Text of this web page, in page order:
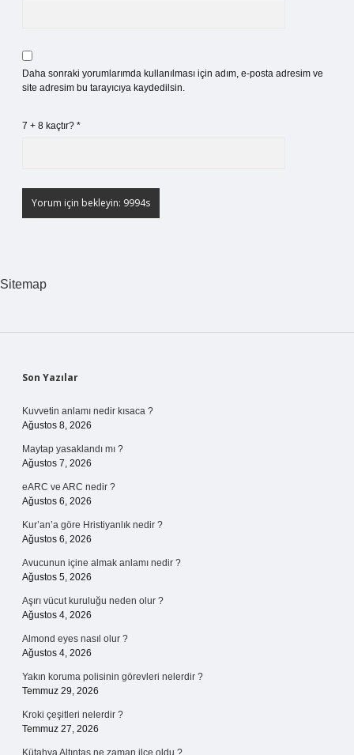
Daha sonraki yorumlarımda kullanılması için adım, e-posta adresim ve
site adresim bu tarayıcıya kaydedilsin.
7 + 8 kaçtır? *
Sitemap
Sidebar
Son Yazılar
Kuvvetin anlamı nedir kısaca ?
Ağustos 8, 2026
Maytap yasaklandı mı ?
Ağustos 7, 2026
eARC ve ARC nedir ?
Ağustos 6, 2026
Kur’an’a göre Hristiyanlık nedir ?
Ağustos 6, 2026
Avucunun içine almak anlamı nedir ?
Ağustos 5, 2026
Aşırı vücut kuruluğu neden olur ?
Ağustos 4, 2026
Almond eyes nasıl olur ?
Ağustos 4, 2026
Yakın koruma polisinin görevleri nelerdir ?
Temmuz 29, 2026
Kroki çeşitleri nelerdir ?
Temmuz 27, 2026
Kütahya Altıntaş ne zaman ilçe oldu ?